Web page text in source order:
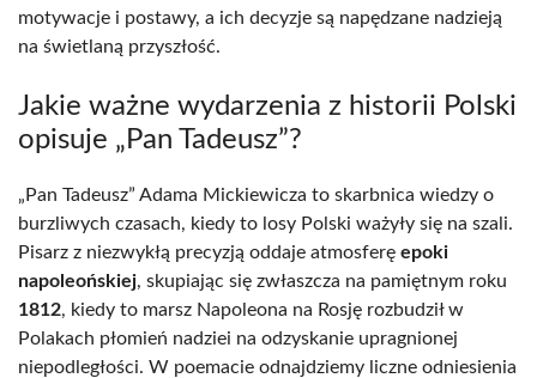
motywacje i postawy, a ich decyzje są napędzane nadzieją
na świetlaną przyszłość.
Jakie ważne wydarzenia z historii Polski
opisuje „Pan Tadeusz”?
„Pan Tadeusz” Adama Mickiewicza to skarbnica wiedzy o
burzliwych czasach, kiedy to losy Polski ważyły się na szali.
Pisarz z niezwykłą precyzją oddaje atmosferę epoki
napoleońskiej, skupiając się zwłaszcza na pamiętnym roku
1812, kiedy to marsz Napoleona na Rosję rozbudził w
Polakach płomień nadziei na odzyskanie upragnionej
niepodległości. W poemacie odnajdziemy liczne odniesienia